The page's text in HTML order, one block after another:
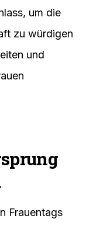
um die
zu würdigen
und
Frauentags